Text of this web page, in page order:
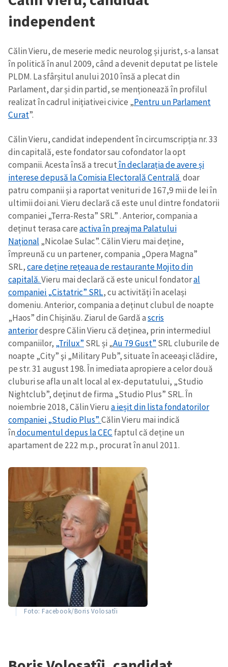
SUSȚINE
independent
Călin Vieru, de meserie medic neurolog și jurist, s-a lansat
în politică în anul 2009, când a devenit deputat pe listele
PLDM. La sfârșitul anului 2010 însă a plecat din
Parlament, dar și din partid, se menționează în profilul
realizat în cadrul inițiativei civice „Pentru un Parlament
Curat”.
Călin Vieru, candidat independent în circumscripția nr. 33
din capitală, este fondator sau cofondator la opt
companii. Acesta însă a trecutîn declarația de avere și
interese depusă la Comisia Electorală Centrală doar
patru companii și a raportat venituri de 167,9 mii de lei în
ultimii doi ani. Vieru declară că este unul dintre fondatorii
companiei „Terra-Resta” SRL” . Anterior, compania a
deținut terasa careactiva în preajma Palatului
Național „Nicolae Sulac”. Călin Vieru mai deține,
împreună cu un partener, compania „Opera Magna”
SRL,care deține rețeaua de restaurante Mojito din
capitală.Vieru mai declară că este unicul fondatoral
companiei „Cistatric” SRL, cu activități în același
domeniu. Anterior, compania a deținut clubul de noapte
„Haos” din Chișinău. Ziarul de Gardă ascris
anteriordespre Călin Vieru că deținea, prin intermediul
companiilor, „Trilux” SRL și „Au 79 Gust” SRL cluburile de
noapte „City” şi „Military Pub”, situate în aceeaşi clădire,
pe str. 31 august 198. În imediata apropiere a celor două
cluburi se afla un alt local al ex-deputatului, „Studio
Nightclub”, deţinut de firma „Studio Plus” SRL. În
noiembrie 2018, Călin Vieru a ieșit din lista fondatorilor
companiei „Studio Plus”.Călin Vieru mai indică
îndocumentul depus la CEC faptul că deține un
apartament de 222 m.p., procurat în anul 2011.
Foto: Facebook/Boris Volosatîi